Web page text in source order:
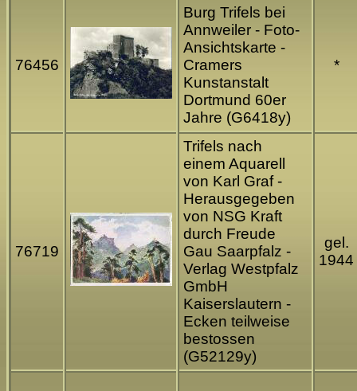
76456
Burg Trifels bei
Annweiler - Foto-
Ansichtskarte -
Cramers
Kunstanstalt
Dortmund 60er
Jahre (G6418y)
*
76719
Trifels nach
einem Aquarell
von Karl Graf -
Herausgegeben
von NSG Kraft
durch Freude
Gau Saarpfalz -
Verlag Westpfalz
GmbH
Kaiserslautern -
Ecken teilweise
bestossen
(G52129y)
gel.
1944